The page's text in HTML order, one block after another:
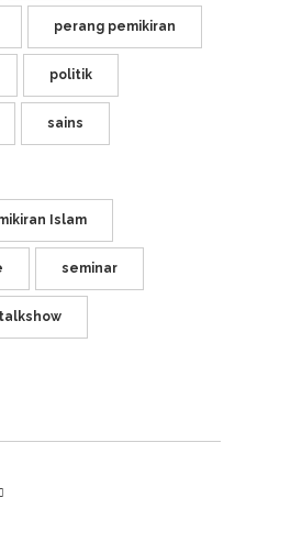
perang pemikiran
politik
sains
Islam
seminar
talkshow